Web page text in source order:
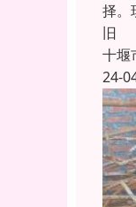
择。
旧
十堰
24-